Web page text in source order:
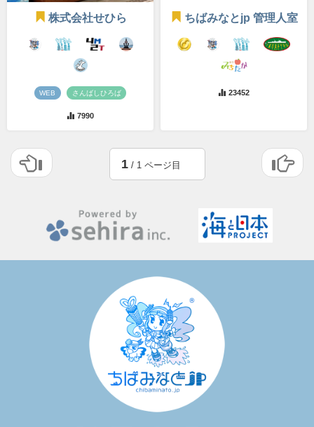
株式会社せひら
WEB さんばしひろば
7990
ちばみなとjp 管理人室
23452
1/ 1 ページ目